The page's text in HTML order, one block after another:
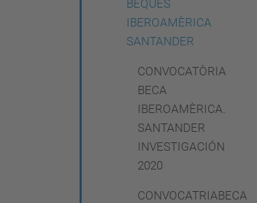
BEQUES
IBEROAMÈRICA
SANTANDER
CONVOCATÒRIA
BECA
IBEROAMÈRICA.
SANTANDER
INVESTIGACIÓN
2020
CONVOCATRIABECA